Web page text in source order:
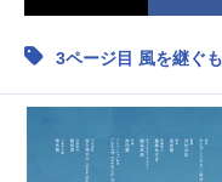
配信・
アニメ記事一覧
3ページ目 風を継ぐ